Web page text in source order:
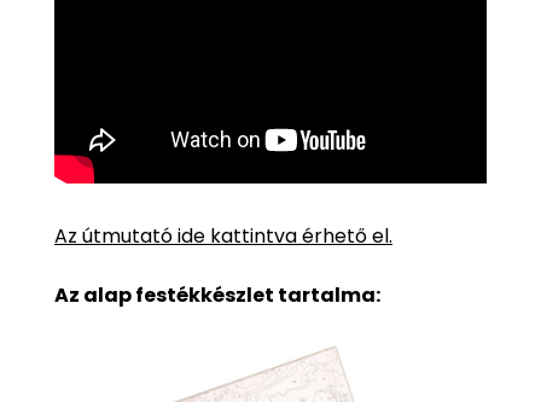
Az útmutató ide kattintva érhető el.
Az alap festékkészlet tartalma: